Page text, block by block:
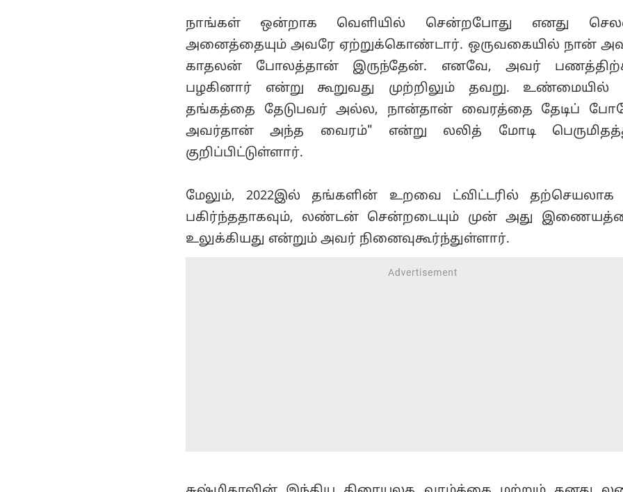
நாங்கள் ஒன்றாக வெளியில் சென்றபோது எனது
அனைத்தையும் அவரே ஏற்றுக்கொண்டார். ஒருவகையில் நான்
காதலன் போலத்தான் இருந்தேன். எனவே, அவர்
பழகினார் என்று கூறுவது முற்றிலும் தவறு.
தங்கத்தை தேடுபவர் அல்ல, நான்தான் வைரத்தை தேடிப்
அவர்தான் அந்த வைரம்" என்று லலித் மோடி
குறிப்பிட்டுள்ளார்.
மேலும், 2022இல் தங்களின் உறவை ட்விட்டரில்
பகிர்ந்ததாகவும், லண்டன் சென்றடையும் முன் அது
உலுக்கியது என்றும் அவர் நினைவுகூர்ந்துள்ளார்.